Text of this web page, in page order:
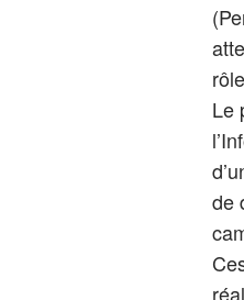
Le
de